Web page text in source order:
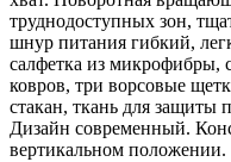
труднодоступных зон,
шнур питания гибкий,
салфетка из микрофибры,
ковров, три ворсовые
стакан, ткань для защиты
Дизайн современный.
вертикальном положении.